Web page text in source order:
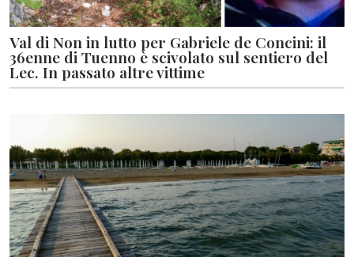
Val di Non in lutto per Gabriele de Concini: il
36enne di Tuenno è scivolato sul sentiero del
Lec. In passato altre vittime